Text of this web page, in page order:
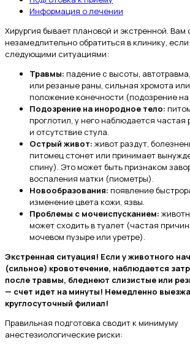
Информация о лечении
Хирургия бывает плановой и экстренной. Вам
незамедлительно обратиться в клинику,
следующими ситуациями:
Травмы: падение с высоты,
или резаные раны, сильная хромота
положение конечности (подозрение
Подозрение на инородное тело:
проглотил, у него наблюдается частая
и отсутствие стула.
Острый живот: живот раздут,
питомец стонет или принимает
спину). Это может быть признаком
воспаления матки (пиометры).
Новообразования: появление
изменение цвета кожи, язвы.
Проблемы с мочеиспусканием:
может сходить в туалет (частая
мочевом пузыре или уретре).
Экстренная ситуация! Если у животного
(сильное) кровотечение, наблюдается
после травмы, бледнеют слизистые или
— счет идет на минуты! Немедленно
круглосуточный филиал!
Правильная подготовка сводит к минимуму
анестезиологические риски: